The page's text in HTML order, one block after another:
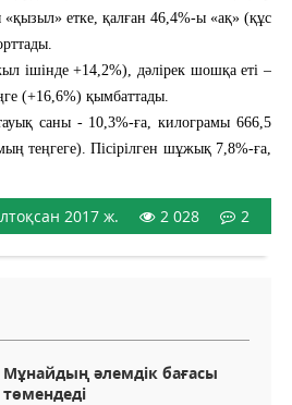
етке, қалған 46,4%-ы «ақ» (құс
ішінде +14,2%), дәлірек шошқа еті –
(+16,6%) қымбаттады.
саны - 10,3%-ға, килограмы 666,5
теңгеге). Пісірілген шұжық 7,8%-ға,
2017 ж. 2 028 2
Мұнайдың әлемдік бағасы
төмендеді